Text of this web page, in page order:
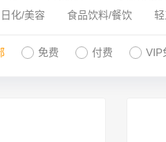
日化/美容 食品饮料/餐饮
免费 付费 VIP